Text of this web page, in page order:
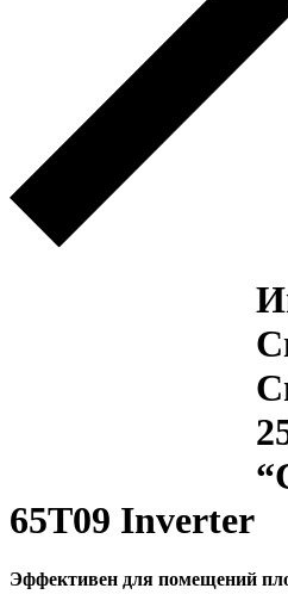
65T09 Inverter
Эффективен для помещений